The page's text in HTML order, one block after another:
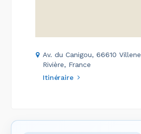
Av. du Canigou, 66610
Rivière, France
Itinéraire